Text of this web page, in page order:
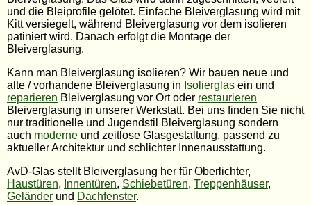
und die Bleiprofile gelötet. Einfache Bleiverglasung wird mit
Kitt versiegelt, während Bleiverglasung vor dem isolieren
patiniert wird. Danach erfolgt die Montage der
Bleiverglasung.
Kann man Bleiverglasung isolieren? Wir bauen neue und
alte / vorhandene Bleiverglasung in Isolierglas ein und
reparieren Bleiverglasung vor Ort oder restaurieren
Bleiverglasung in unserer Werkstatt. Bei uns finden Sie nicht
nur traditionelle und Jugendstil Bleiverglasung sondern
auch moderne und zeitlose Glasgestaltung, passend zu
aktueller Architektur und schlichter Innenausstattung.
AvD-Glas stellt Bleiverglasung her für Oberlichter,
Haustüren, Innentüren, Schiebetüren, Treppenhäuser,
Geländer und Dachfenster.